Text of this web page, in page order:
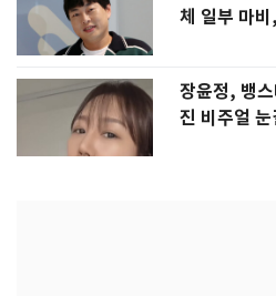
체 일부 마
장윤정, 뱅
진 비주얼 눈